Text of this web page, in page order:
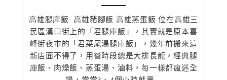
高雄腿庫飯 高雄豬腳飯 高雄蒸蛋飯 位在高雄三
民區漢口街上的「君腿庫飯」，其實就是原本喜
峰街夜市的「君菜尾湯腿庫飯」，幾年前搬來這
新店面不得了，用餐時段總是大排長龍，經典腿
庫飯、肉燥飯、蒸蛋湯、滷料，每一樣都瘋迷全